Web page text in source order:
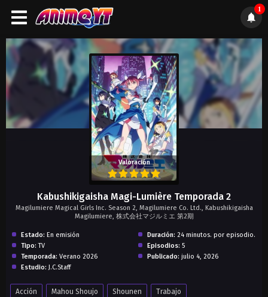
1
Valoración
Kabushikigaisha Magi-Lumière Temporada 2
Magilumiere Magical Girls Inc. Season 2, Magilumiere Co. Ltd., Kabushikigaisha
Magilumiere, 株式会社マジルミエ 第2期
Estado: En emisión
Tipo: TV
Temporada: Verano 2026
Estudio: J.C.Staff
Duración: 24 minutos. por episodio.
Episodios: 5
Publicado: julio 4, 2026
Acción Mahou Shoujo Shounen Trabajo